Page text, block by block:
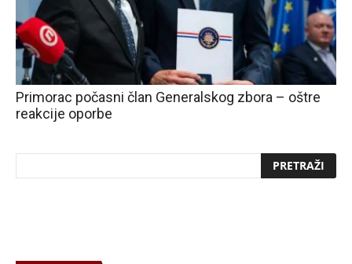
Primorac počasni član Generalskog zbora – oštre
reakcije oporbe